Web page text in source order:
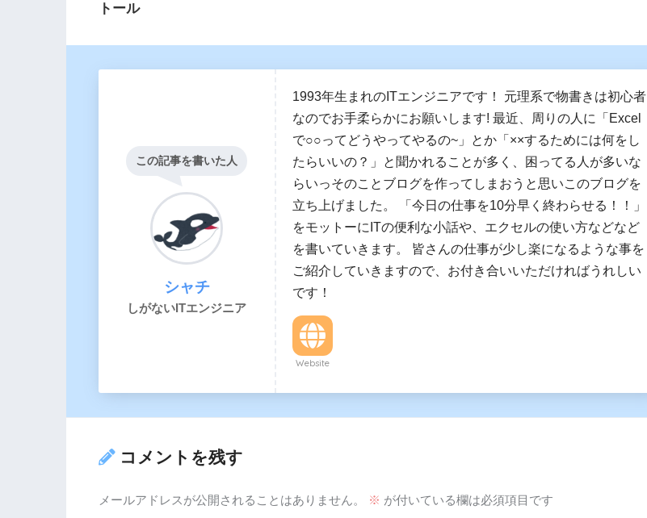
トール
この記事を書いた人
シャチ
しがないITエンジニア
1993年生まれのITエンジニアです！ 元理系で物書きは初心者
なのでお手柔らかにお願いします! 最近、周りの人に「Excel
で○○ってどうやってやるの~」とか「××するためには何をし
たらいいの？」と聞かれることが多く、困ってる人が多いな
らいっそのことブログを作ってしまおうと思いこのブログを
立ち上げました。 「今日の仕事を10分早く終わらせる！！」
をモットーにITの便利な小話や、エクセルの使い方などなど
を書いていきます。 皆さんの仕事が少し楽になるような事を
ご紹介していきますので、お付き合いいただければうれしい
です！
Website
コメントを残す
メールアドレスが公開されることはありません。 ※ が付いている欄は必須項目です